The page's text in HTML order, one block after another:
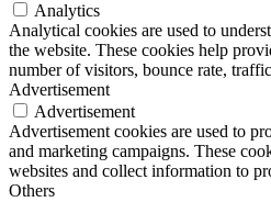
Analytics
Analytical cookies are used to
the website. These cookies help
number of visitors, bounce rate,
Advertisement
Advertisement
Advertisement cookies are used to
and marketing campaigns. These
websites and collect information to
Others